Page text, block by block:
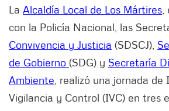
La Alcaldía Local de Los Mártires
con la Policía Nacional, las
Convivencia y Justicia (SDSCJ),
de Gobierno (SDG) y Secretaría
Ambiente , realizó una jornada de
Vigilancia y Control (IVC) en tres